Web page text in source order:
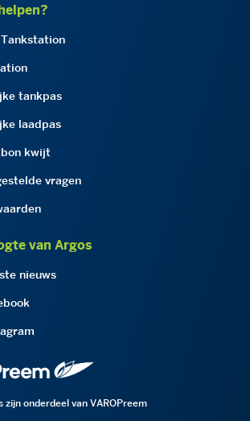
tankpas
laadpas
kwijt
vragen
van Argos
nieuws
onderdeel van VAROPreem